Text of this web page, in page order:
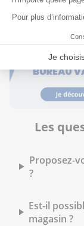
Les
Proposez-
?
Est-il
magasin ?